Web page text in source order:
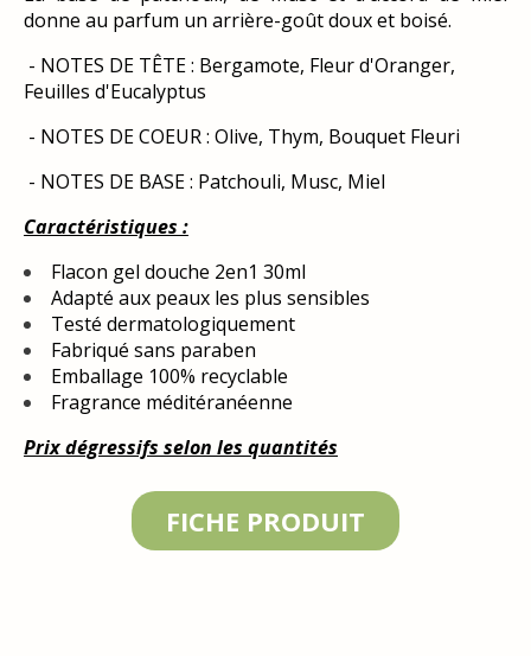
donne au parfum un arrière-goût doux et boisé.
- NOTES DE TÊTE : Bergamote, Fleur d'Oranger,
Feuilles d'Eucalyptus
- NOTES DE COEUR : Olive, Thym, Bouquet Fleuri
- NOTES DE BASE : Patchouli, Musc, Miel
Caractéristiques :
Flacon gel douche 2en1 30ml
Adapté aux peaux les plus sensibles
Testé dermatologiquement
Fabriqué sans paraben
Emballage 100% recyclable
Fragrance méditéranéenne
Prix dégressifs selon les quantités
FICHE PRODUIT